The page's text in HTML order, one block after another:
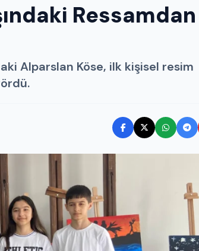
Ressamdan
Alparslan Köse, ilk kişisel resim